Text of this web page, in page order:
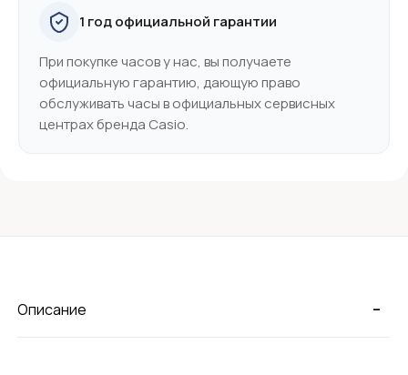
1 год официальной гарантии
При покупке часов у нас, вы получаете
официальную гарантию, дающую право
обслуживать часы в официальных сервисных
центрах бренда Casio.
-
Описание